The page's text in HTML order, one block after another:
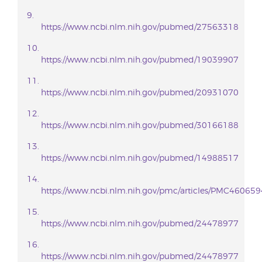
https://www.ncbi.nlm.nih.gov/pubmed/27563318
https://www.ncbi.nlm.nih.gov/pubmed/19039907
https://www.ncbi.nlm.nih.gov/pubmed/20931070
https://www.ncbi.nlm.nih.gov/pubmed/30166188
https://www.ncbi.nlm.nih.gov/pubmed/14988517
https://www.ncbi.nlm.nih.gov/pmc/articles/
https://www.ncbi.nlm.nih.gov/pubmed/24478977
https://www.ncbi.nlm.nih.gov/pubmed/24478977